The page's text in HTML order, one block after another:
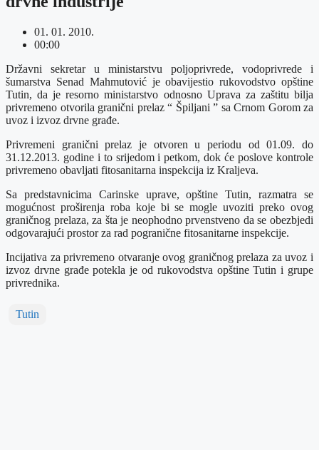
01. 01. 2010.
00:00
Državni sekretar u ministarstvu poljoprivrede, vodoprivrede i
šumarstva Senad Mahmutović je obavijestio rukovodstvo opštine
Tutin, da je resorno ministarstvo odnosno Uprava za zaštitu bilja
privremeno otvorila granični prelaz “ Špiljani ” sa Crnom Gorom za
uvoz i izvoz drvne građe.
Privremeni granični prelaz je otvoren u periodu od 01.09. do
31.12.2013. godine i to srijedom i petkom, dok će poslove kontrole
privremeno obavljati fitosanitarna inspekcija iz Kraljeva.
Sa predstavnicima Carinske uprave, opštine Tutin, razmatra se
mogućnost proširenja roba koje bi se mogle uvoziti preko ovog
graničnog prelaza, za šta je neophodno prvenstveno da se obezbjedi
odgovarajući prostor za rad pogranične fitosanitarne inspekcije.
Incijativa za privremeno otvaranje ovog graničnog prelaza za uvoz i
izvoz drvne građe potekla je od rukovodstva opštine Tutin i grupe
privrednika.
Tutin